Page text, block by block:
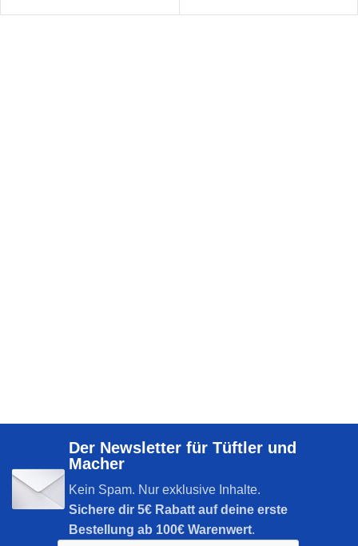
Der Newsletter für Tüftler und
Macher
Kein Spam. Nur exklusive Inhalte.
Sichere dir 5€ Rabatt auf deine erste
Bestellung ab 100€ Warenwert.